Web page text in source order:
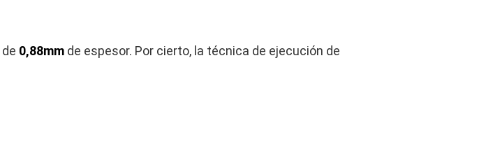
de 0,88mm de espesor. Por cierto, la técnica de ejecución de